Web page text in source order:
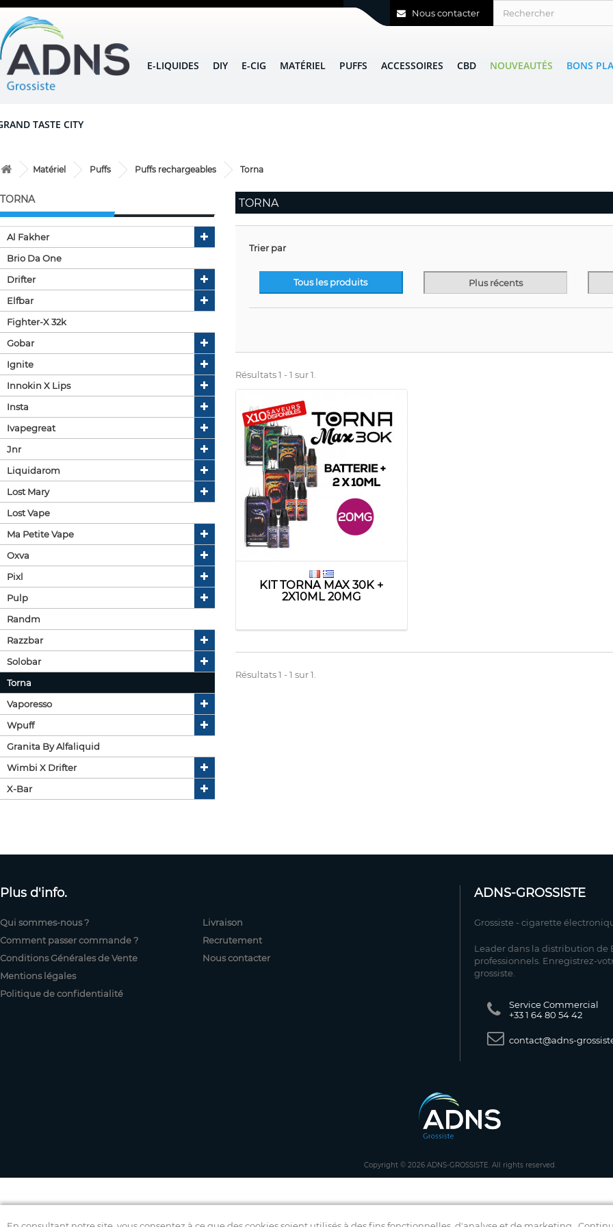
Nous contacter
E-LIQUIDES DIY E-CIG MATÉRIEL PUFFS ACCESSOIRES CBD NOUVEAUTÉS BONS
TASTE CITY
Matériel Puffs Puffs rechargeables Torna
TORNA
Al Fakher
Brio Da One
Drifter
Elfbar
Fighter-X 32k
Gobar
Ignite
Innokin X Lips
Insta
Ivapegreat
Jnr
Liquidarom
Lost Mary
Lost Vape
Ma Petite Vape
Oxva
Pixl
Pulp
Randm
Razzbar
Solobar
Torna
Vaporesso
Wpuff
Granita By Alfaliquid
Wimbi X Drifter
X-Bar
TORNA
Trier par
Tous les produits Plus récents
Résultats 1 - 1 sur 1.
KIT TORNA MAX 30K +
2X10ML 20MG
Résultats 1 - 1 sur 1.
Plus d'info.
Qui sommes-nous ?
Comment passer commande ?
Conditions Générales de Vente
Mentions légales
Politique de confidentialité
Livraison
Recrutement
Nous contacter
ADNS-GROSSISTE
Grossiste - cigarette
Leader dans la distribution de
professionnels. Enregistrez-
grossiste.
Service Commercial
+33 1 64 80 54 42
contact@adns-
Copyright © 2026 ADNS-GROSSISTE. All rights reserved.